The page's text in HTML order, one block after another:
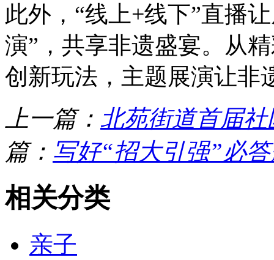
此外，“线上+线下”直播
演”，共享非遗盛宴。从
创新玩法，主题展演让非
上一篇： 北苑街道首届
篇： 写好“招大引强”必
相关分类
亲子